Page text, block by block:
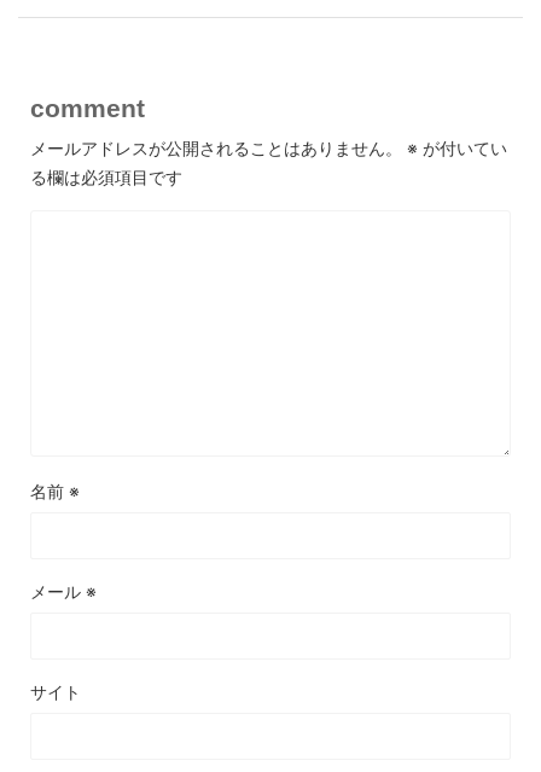
comment
メールアドレスが公開されることはありません。 ※ が付いてい
る欄は必須項目です
名前 ※
メール ※
サイト